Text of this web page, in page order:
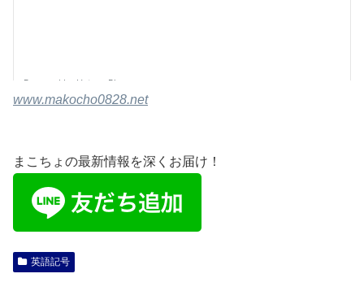
www.makocho0828.net
まこちょの最新情報を深くお届け！
英語記号